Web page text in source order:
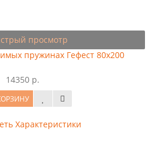
просмотр
пружинах Гефест 80x200
14350 р.
Характеристики